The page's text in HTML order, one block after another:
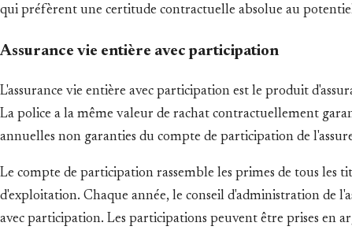
qui préfèrent une certitude contractuelle absolue au
Assurance vie entière avec participation
L'assurance vie entière avec participation est le produit
La police a la même valeur de rachat contractuellement
annuelles non garanties du compte de participation de
Le compte de participation rassemble les primes de tous les
d'exploitation. Chaque année, le conseil d'administration de
avec participation. Les participations peuvent être prises en